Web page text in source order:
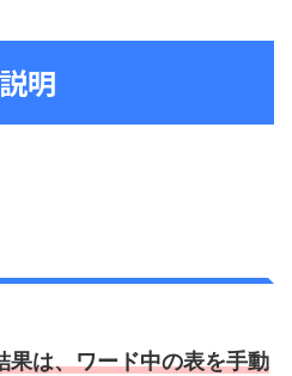
明
果は、ワード中の表を手動